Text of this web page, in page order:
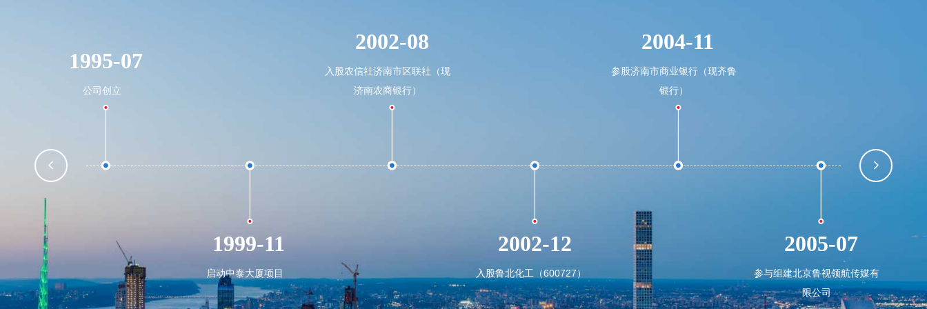
1995-07
公司创立
1999-11
启动中泰大厦项目
2002-08
入股农信社济南市区联社（现
济南农商银行）
2002-12
入股鲁北化工（600727）
2004-11
参股济南市商业银行（现齐鲁
银行）
2005-07
参与组建北京鲁视领航传媒有
限公司